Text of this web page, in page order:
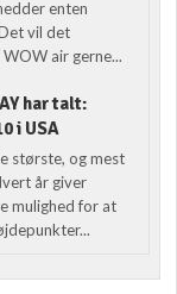
enten
vil det
air gerne...
har talt:
i USA
største, og mest
år giver
mulighed for at